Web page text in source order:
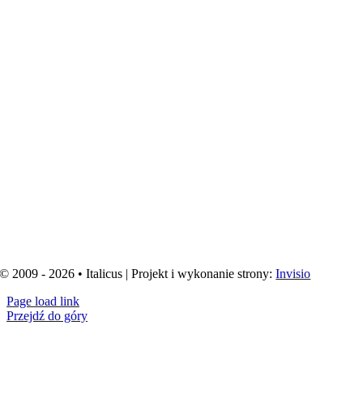
© 2009 - 2026 • Italicus | Projekt i wykonanie strony:Invisio
Page load link
Przejdź do góry